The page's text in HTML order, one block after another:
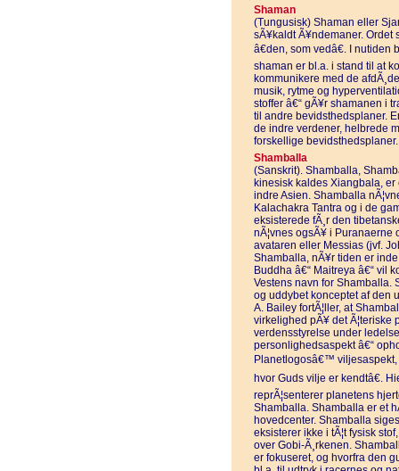
Shaman
(Tungusisk) Shaman eller
sÃ¥kaldt Ã¥ndemaner. Ordet
â€den, som vedâ€. I
shaman er bl.a. i stand til at
kommunikere med de
musik, rytme og
stoffer â€“ gÃ¥r shamanen i
til andre bevidsthedsplaner.
de indre verdener, helbrede
forskellige
Shamballa
(Sanskrit). Shamballa,
kinesisk kaldes Xiangbala,
indre Asien. Shamballa
Kalachakra Tantra og i de
eksisterede fÃ¸r den
nÃ¦vnes ogsÃ¥ i Puranaerne
avataren eller Messias (jvf.
Shamballa, nÃ¥r tiden er
Buddha â€“ Maitreya â€“ vil
Vestens navn for Shamballa.
og uddybet konceptet af den
A. Bailey fortÃ¦ller, at
virkelighed pÃ¥ det Ã¦teriske
verdensstyrelse under
personlighedsaspekt â€“
Planetlogosâ€™ viljesaspekt,
hvor Guds vilje er kendtâ€.
reprÃ¦senterer planetens
Shamballa. Shamballa er et
hovedcenter. Shamballa
eksisterer ikke i tÃ¦t fysisk
over Gobi-Ã¸rkenen.
er fokuseret, og hvorfra den